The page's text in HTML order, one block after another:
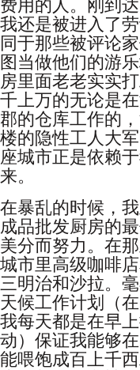
费用的人。刚到
我还是被进入了
同于那些被评论
图当做他们的游
房里面老老实实
千上万的无论是
郡的仓库工作的
楼的隐性工人大
座城市正是依赖
来。
在暴乱的时候，
成品批发厨房的
美分而努力。在
城市里高级咖啡
三明治和沙拉。
天候工作计划（
我每天都是在早
动）保证我能够
能喂饱成百上千